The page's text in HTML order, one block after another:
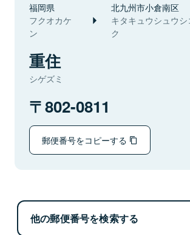
福岡県
フクオカケ
ン
北九州市小倉南区
キタキュウシュウシ
ク
重住
シゲズミ
802-0811
郵便番号をコピーする
他の郵便番号を検索する